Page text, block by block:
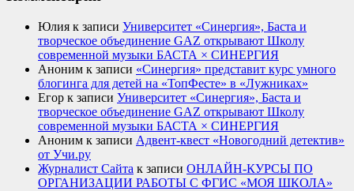
Юлия к записи Университет «Синергия», Баста и
творческое объединение GAZ открывают Школу
современной музыки БАСТА × СИНЕРГИЯ
Аноним к записи «Синергия» представит курс умного
блогинга для детей на «ТопФесте» в «Лужниках»
Егор к записи Университет «Синергия», Баста и
творческое объединение GAZ открывают Школу
современной музыки БАСТА × СИНЕРГИЯ
Аноним к записи Адвент-квест «Новогодний детектив»
от Учи.ру
Журналист Сайта к записи ОНЛАЙН-КУРСЫ ПО
ОРГАНИЗАЦИИ РАБОТЫ С ФГИС «МОЯ ШКОЛА»